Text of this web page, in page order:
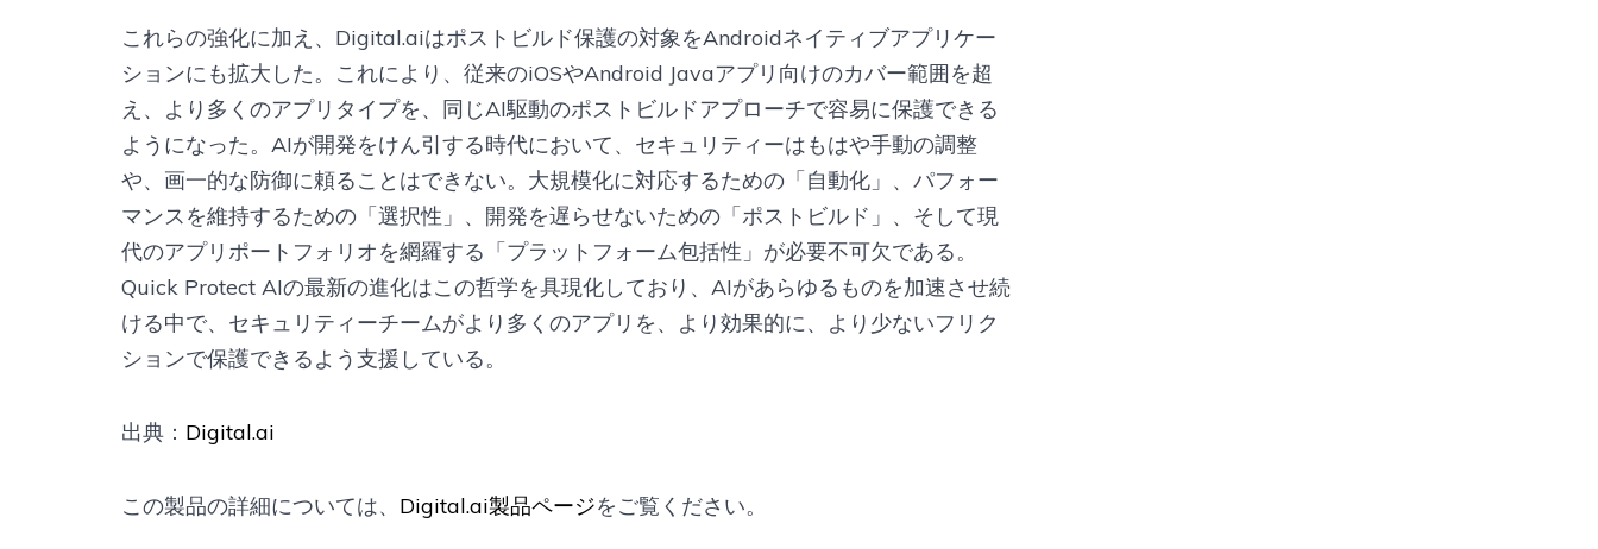
これらの強化に加え、Digital.aiはポストビルド保護の対象をAndroidネイティブアプリケー
ションにも拡大した。これにより、従来のiOSやAndroid Javaアプリ向けのカバー範囲を超
え、より多くのアプリタイプを、同じAI駆動のポストビルドアプローチで容易に保護できる
ようになった。AIが開発をけん引する時代において、セキュリティーはもはや手動の調整
や、画一的な防御に頼ることはできない。大規模化に対応するための「自動化」、パフォー
マンスを維持するための「選択性」、開発を遅らせないための「ポストビルド」、そして現
代のアプリポートフォリオを網羅する「プラットフォーム包括性」が必要不可欠である。
Quick Protect AIの最新の進化はこの哲学を具現化しており、AIがあらゆるものを加速させ続
ける中で、セキュリティーチームがより多くのアプリを、より効果的に、より少ないフリク
ションで保護できるよう支援している。
出典： Digital.ai
この製品の詳細については、 Digital.ai製品ページをご覧ください。